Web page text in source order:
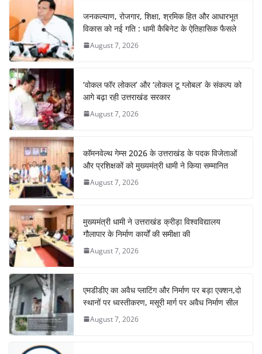
जनकल्याण, रोजगार, शिक्षा, श्रमिक हित और आधारभूत
विकास को नई गति : धामी कैबिनेट के ऐतिहासिक फैसले
August 7, 2026
‘वोकल फॉर लोकल’ और ‘लोकल टू ग्लोबल’ के संकल्प को
आगे बढ़ा रही उत्तराखंड सरकार
August 7, 2026
कॉमनवेल्थ गेम्स 2026 के उत्तराखंड के पदक विजेताओं
और प्रशिक्षकों को मुख्यमंत्री धामी ने किया सम्मानित
August 7, 2026
मुख्यमंत्री धामी ने उत्तराखंड क्रीड़ा विश्वविद्यालय
गौलापार के निर्माण कार्यों की समीक्षा की
August 7, 2026
एमडीडीए का अवैध प्लाटिंग और निर्माण पर बड़ा एक्शन,दो
स्थानों पर ध्वस्तीकरण, मसूरी मार्ग पर अवैध निर्माण सील
August 7, 2026